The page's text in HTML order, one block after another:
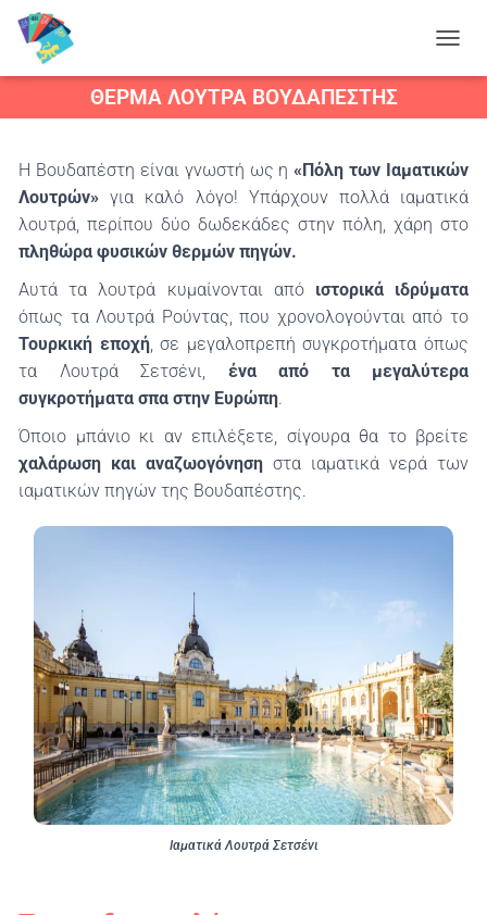
Ν
Λ
Α
Γ
Ή
Π
Η
Σ
Η
Σ
ΘΕΡΜΆ ΛΟΥΤΡΆ ΒΟΥΔΑΠΈΣΤΗΣ
Η Βουδαπέστη είναι γνωστή ως η«Πόλη των Ιαματικών
Λουτρών» για καλό λόγο! Υπάρχουν πολλά ιαματικά
λουτρά, περίπου δύο δωδεκάδες στην πόλη, χάρη στο
πληθώρα φυσικών θερμών πηγών.
Αυτά τα λουτρά κυμαίνονται από ιστορικά ιδρύματα
όπως τα Λουτρά Ρούντας, που χρονολογούνται από το
Τουρκική εποχή, σε μεγαλοπρεπή συγκροτήματα όπως
τα Λουτρά Σετσένι, ένα από τα μεγαλύτερα
συγκροτήματα σπα στην Ευρώπη.
Όποιο μπάνιο κι αν επιλέξετε, σίγουρα θα το βρείτε
χαλάρωση και αναζωογόνηση στα ιαματικά νερά των
ιαματικών πηγών της Βουδαπέστης.
Ιαματικά Λουτρά Σετσένι